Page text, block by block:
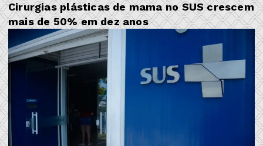
Cirurgias plásticas de mama no SUS crescem
mais de 50% em dez anos